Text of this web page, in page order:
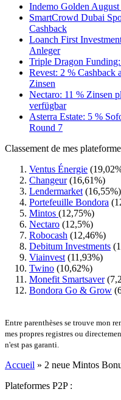
Indemo Golden
SmartCrowd Dubai
Cashback
Loanch First
Anleger
Triple Dragon
Revest: 2 % Cashback
Zinsen
Nectaro: 11 % Zinsen
verfügbar
Asterra Estate: 5 %
Round 7
Classement de mes
Ventus Énergie
Changeur(16,61%)
Lendermarket (16,55%)
Portefeuille Bondora
Mintos (12,75%)
Nectaro (12,5%)
Robocash (12,46%)
Debitum Investments
Viainvest (11,93%)
Twino (10,62%)
Monefit Smartsaver
Bondora Go & Grow
Entre parenthèses se trouve mon
mes propres registres ou
n'est pas garanti.
Accueil » 2 neue Mintos
Plateformes P2P :